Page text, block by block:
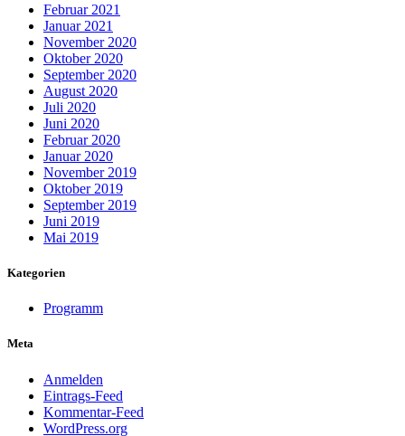
Februar 2021
Januar 2021
November 2020
Oktober 2020
September 2020
August 2020
Juli 2020
Juni 2020
Februar 2020
Januar 2020
November 2019
Oktober 2019
September 2019
Juni 2019
Mai 2019
Kategorien
Programm
Meta
Anmelden
Eintrags-Feed
Kommentar-Feed
WordPress.org